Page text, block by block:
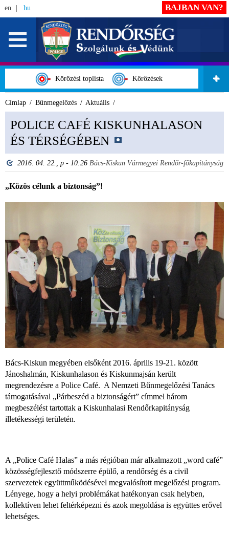
en hu
Körözési toplista Körözések
BAJBAN VAN?
Címlap Bűnmegelőzés Aktuális
POLICE CAFÉ KISKUNHALASON
ÉS TÉRSÉGÉBEN
2016. 04. 22., p - 10:26 Bács-Kiskun Vármegyei Rendőr-főkapitányság
„Közös célunk a biztonság”!
Bács-Kiskun megyében elsőként 2016. április 19-21. között
Jánoshalmán, Kiskunhalason és Kiskunmajsán került
megrendezésre a Police Café. A Nemzeti Bűnmegelőzési Tanács
támogatásával „Párbeszéd a biztonságért” címmel három
megbeszélést tartottak a Kiskunhalasi Rendőrkapitányság
illetékességi területén.
A „Police Café Halas” a más régióban már alkalmazott „word café”
közösségfejlesztő módszerre épülő, a rendőrség és a civil
szervezetek együttműködésével megvalósított megelőzési program.
Lényege, hogy a helyi problémákat hatékonyan csak helyben,
kollektíven lehet feltérképezni és azok megoldása is együttes erővel
lehetséges.